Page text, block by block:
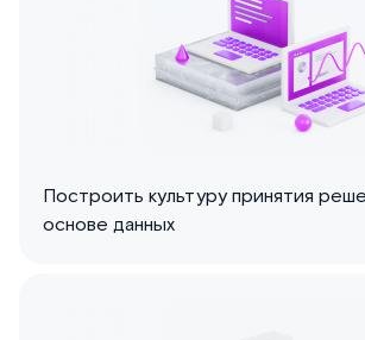
Построить культуру принятия
основе данных